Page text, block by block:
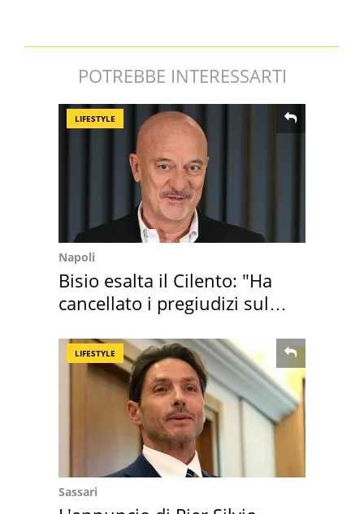
POTREBBE INTERESSARTI
LIFESTYLE
Napoli
Bisio esalta il Cilento: "Ha
cancellato i pregiudizi sul
LIFESTYLE
Sassari